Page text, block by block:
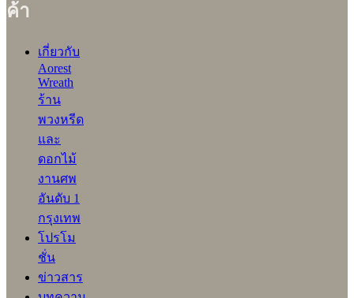
ค้า
เกี่ยวกับ
Aorest
Wreath
ร้าน
พวงหรีด
และ
ดอกไม้
งานศพ
อันดับ 1
กรุงเทพ
โปรโม
ชั่น
ข่าวสาร